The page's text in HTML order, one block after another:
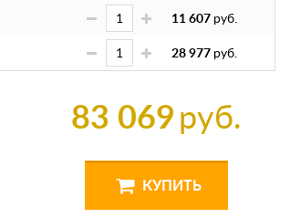
11 607 руб.
28 977 руб.
83 069руб.
КУПИТЬ